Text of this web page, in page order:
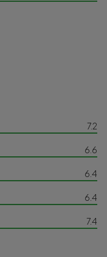
7.2
6.6
6.4
6.4
7.4